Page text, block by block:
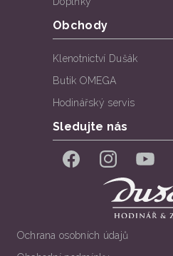
Obchody
Klenotnictví Dušák
Butik OMEGA
Hodinářský servis
Sledujte nás
FacebookInstagramYouTube
Ochrana osobních údajů